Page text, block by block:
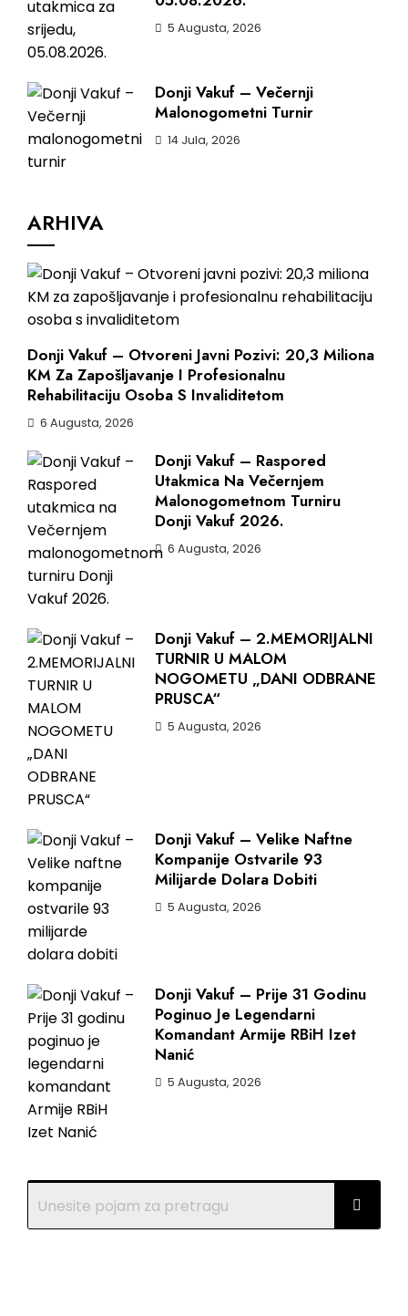
5 Augusta, 2026
Donji Vakuf – Večernji
Malonogometni Turnir
14 Jula, 2026
ARHIVA
Donji Vakuf – Otvoreni Javni Pozivi: 20,3 Miliona
KM Za Zapošljavanje I Profesionalnu
Rehabilitaciju Osoba S Invaliditetom
6 Augusta, 2026
Donji Vakuf – Raspored
Utakmica Na Večernjem
Malonogometnom Turniru
Donji Vakuf 2026.
6 Augusta, 2026
Donji Vakuf – 2.MEMORIJALNI
TURNIR U MALOM
NOGOMETU „DANI ODBRANE
PRUSCA“
5 Augusta, 2026
Donji Vakuf – Velike Naftne
Kompanije Ostvarile 93
Milijarde Dolara Dobiti
5 Augusta, 2026
Donji Vakuf – Prije 31 Godinu
Poginuo Je Legendarni
Komandant Armije RBiH Izet
Nanić
5 Augusta, 2026